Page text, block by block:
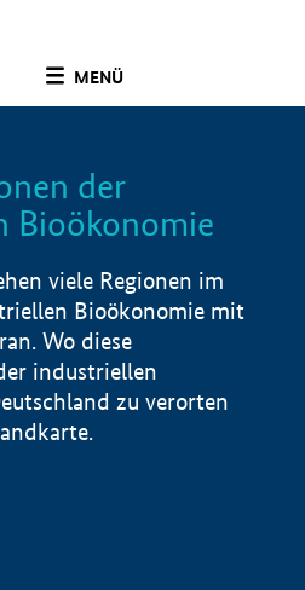
MENÜ
der
Bioökonomie
viele Regionen im
Bioökonomie mit
Wo diese
industriellen
zu verorten